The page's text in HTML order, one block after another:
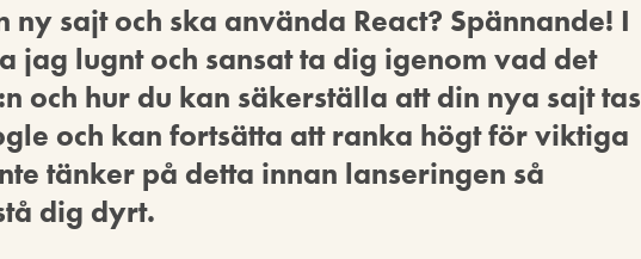
ny sajt och ska använda React? Spännande! I
jag lugnt och sansat ta dig igenom vad det
och hur du kan säkerställa att din nya sajt tas
och kan fortsätta att ranka högt för viktiga
tänker på detta innan lanseringen så
dig dyrt.